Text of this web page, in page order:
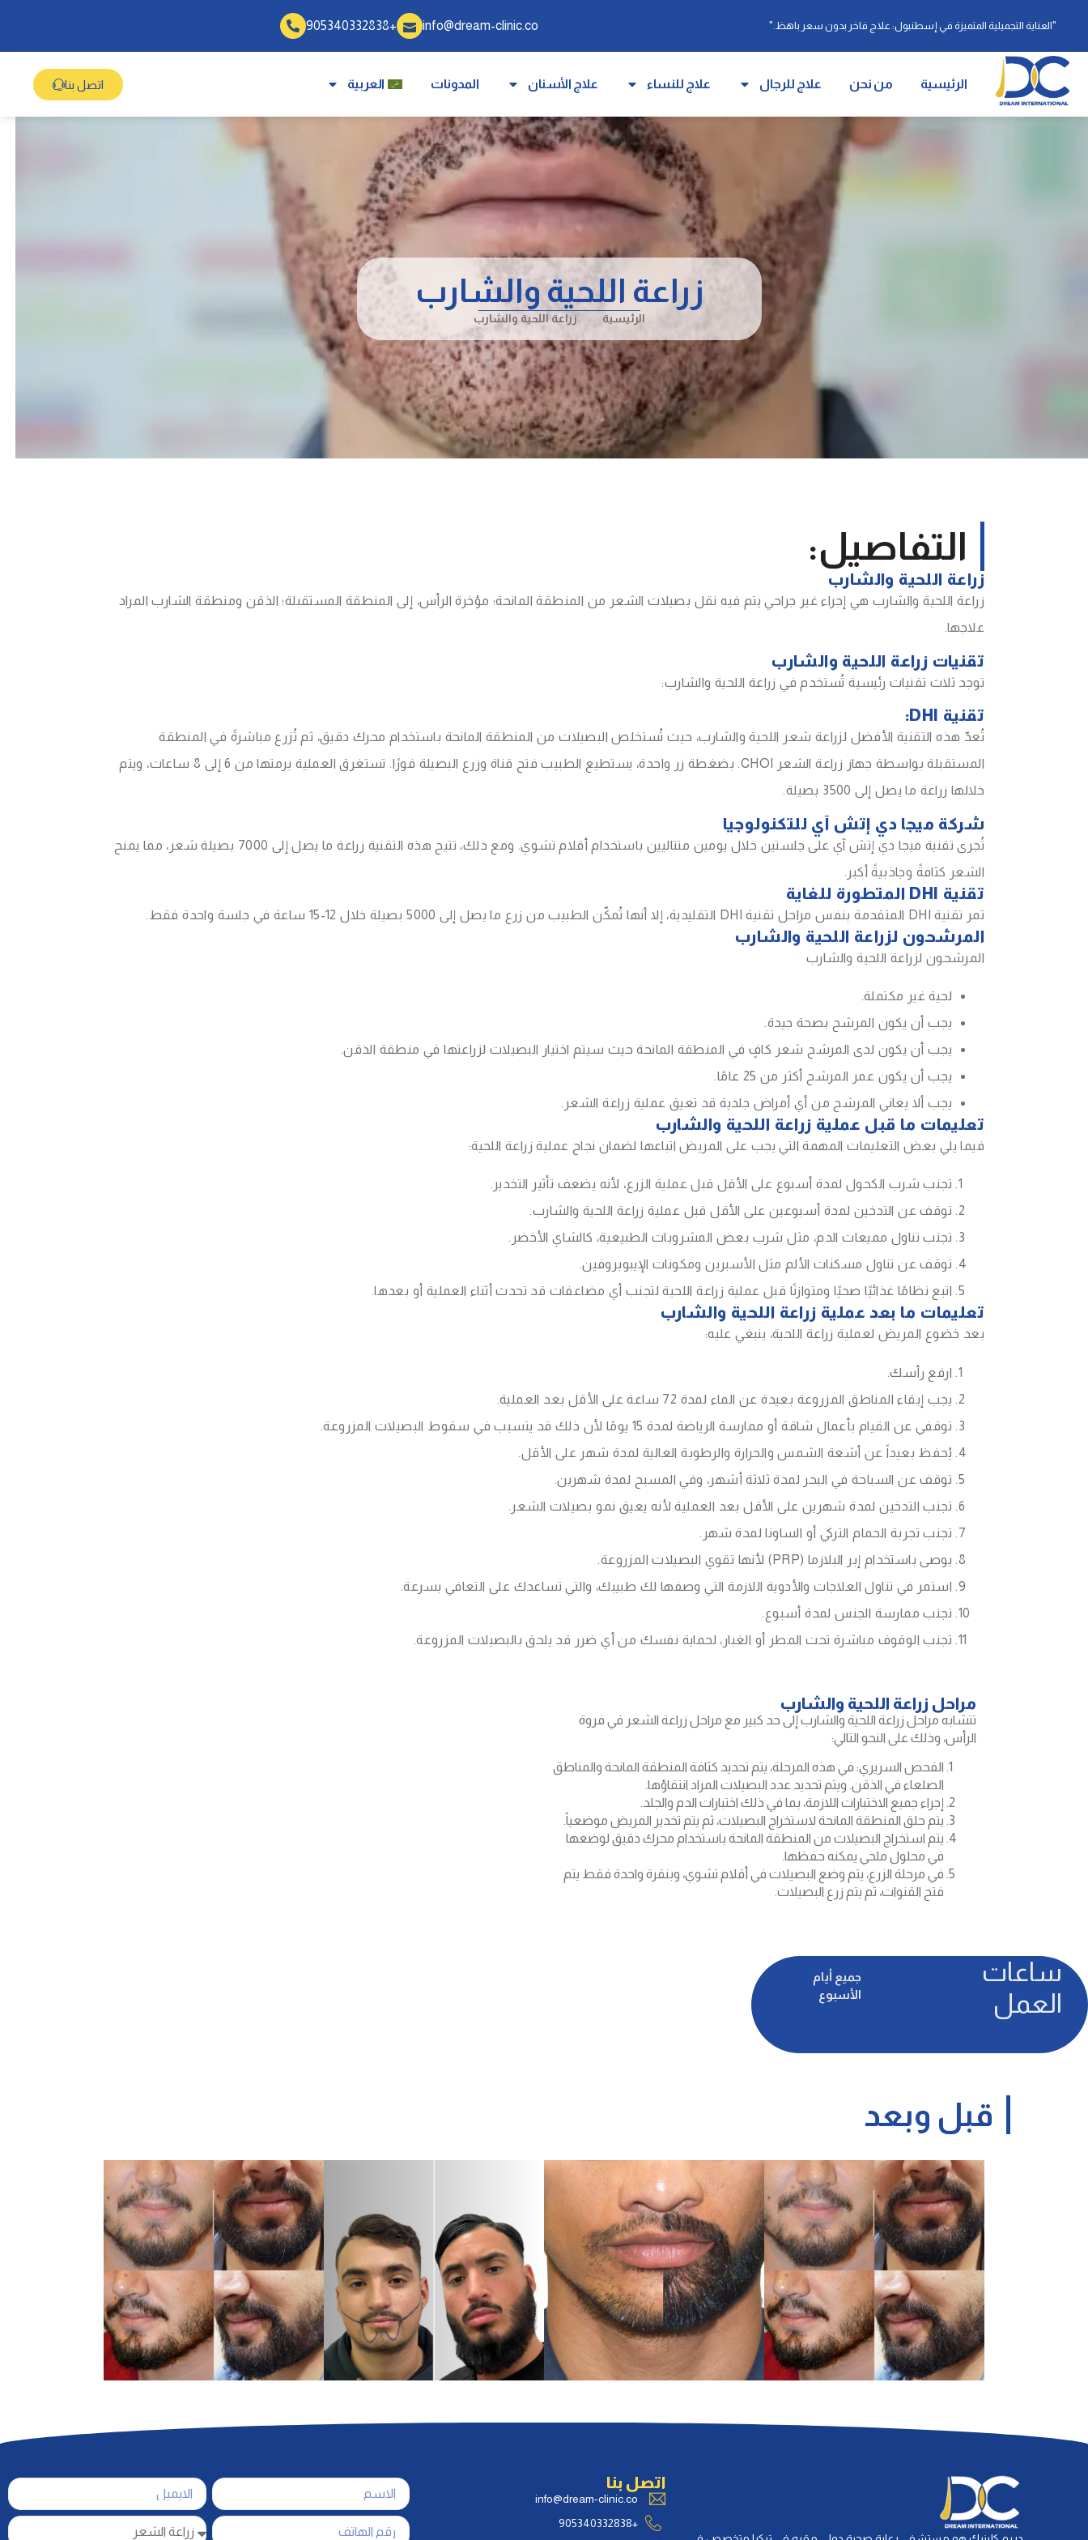
"العناية التجميلية المتميزة في إسطنبول: علاج فاخر بدون سعر باهظ." info@dream-clinic.co
+905340332838
الرئيسية من نحن علاج للرجال علاج للنساء علاج الأسنان المدونات العربية اتصل بنا
زراعة اللحية والشارب
الرئيسية زراعة اللحية والشارب
التفاصيل:
زراعة اللحية والشارب
زراعة اللحية والشارب هي إجراء غير جراحي يتم فيه نقل بصيلات الشعر من المنطقة المانحة؛ مؤخرة الرأس، إلى المنطقة المستقبلة؛ الذقن ومنطقة الشارب المراد
علاجها.
تقنيات زراعة اللحية والشارب
توجد ثلاث تقنيات رئيسية تُستخدم في زراعة اللحية والشارب:
تقنية DHI:
تُعدّ هذه التقنية الأفضل لزراعة شعر اللحية والشارب، حيث تُستخلص البصيلات من المنطقة المانحة باستخدام محرك دقيق، ثم تُزرع مباشرةً في المنطقة
المستقبلة بواسطة جهاز زراعة الشعر CHOI. بضغطة زر واحدة، يستطيع الطبيب فتح قناة وزرع البصيلة فورًا. تستغرق العملية برمتها من 6 إلى 8 ساعات، ويتم
خلالها زراعة ما يصل إلى 3500 بصيلة.
شركة ميجا دي إتش آي للتكنولوجيا
تُجرى تقنية ميجا دي إتش آي على جلستين خلال يومين متتاليين باستخدام أقلام تشوي. ومع ذلك، تتيح هذه التقنية زراعة ما يصل إلى 7000 بصيلة شعر، مما يمنح
الشعر كثافةً وجاذبيةً أكبر.
تقنية DHI المتطورة للغاية
تمر تقنية DHI المتقدمة بنفس مراحل تقنية DHI التقليدية، إلا أنها تُمكّن الطبيب من زرع ما يصل إلى 5000 بصيلة خلال 12-15 ساعة في جلسة واحدة فقط.
المرشحون لزراعة اللحية والشارب
المرشحون لزراعة اللحية والشارب
لحية غير مكتملة.
يجب أن يكون المرشح بصحة جيدة.
يجب أن يكون لدى المرشح شعر كافٍ في المنطقة المانحة حيث سيتم اختيار البصيلات لزراعتها في منطقة الذقن.
يجب أن يكون عمر المرشح أكثر من 25 عامًا.
يجب ألا يعاني المرشح من أي أمراض جلدية قد تعيق عملية زراعة الشعر.
تعليمات ما قبل عملية زراعة اللحية والشارب
فيما يلي بعض التعليمات المهمة التي يجب على المريض اتباعها لضمان نجاح عملية زراعة اللحية:
تجنب شرب الكحول لمدة أسبوع على الأقل قبل عملية الزرع، لأنه يضعف تأثير التخدير.
توقف عن التدخين لمدة أسبوعين على الأقل قبل عملية زراعة اللحية والشارب.
تجنب تناول مميعات الدم، مثل شرب بعض المشروبات الطبيعية، كالشاي الأخضر.
توقف عن تناول مسكنات الألم مثل الأسبرين ومكونات الإيبوبروفين.
اتبع نظامًا غذائيًا صحيًا ومتوازنًا قبل عملية زراعة اللحية لتجنب أي مضاعفات قد تحدث أثناء العملية أو بعدها.
تعليمات ما بعد عملية زراعة اللحية والشارب
بعد خضوع المريض لعملية زراعة اللحية، ينبغي عليه:
ارفع رأسك.
يجب إبقاء المناطق المزروعة بعيدة عن الماء لمدة 72 ساعة على الأقل بعد العملية.
توقفي عن القيام بأعمال شاقة أو ممارسة الرياضة لمدة 15 يومًا لأن ذلك قد يتسبب في سقوط البصيلات المزروعة.
يُحفظ بعيداً عن أشعة الشمس والحرارة والرطوبة العالية لمدة شهر على الأقل.
توقف عن السباحة في البحر لمدة ثلاثة أشهر، وفي المسبح لمدة شهرين.
تجنب التدخين لمدة شهرين على الأقل بعد العملية لأنه يعيق نمو بصيلات الشعر.
تجنب تجربة الحمام التركي أو الساونا لمدة شهر.
يوصى باستخدام إبر البلازما (PRP) لأنها تقوي البصيلات المزروعة.
استمر في تناول العلاجات والأدوية اللازمة التي وصفها لك طبيبك، والتي تساعدك على التعافي بسرعة.
تجنب ممارسة الجنس لمدة أسبوع.
تجنب الوقوف مباشرة تحت المطر أو الغبار، لحماية نفسك من أي ضرر قد يلحق بالبصيلات المزروعة.
مراحل زراعة اللحية والشارب
تتشابه مراحل زراعة اللحية والشارب إلى حد كبير مع مراحل زراعة الشعر في فروة
الرأس، وذلك على النحو التالي:
الفحص السريري: في هذه المرحلة، يتم تحديد كثافة المنطقة المانحة والمناطق
الصلعاء في الذقن. ويتم تحديد عدد البصيلات المراد انتقاؤها.
إجراء جميع الاختبارات اللازمة، بما في ذلك اختبارات الدم والجلد.
يتم حلق المنطقة المانحة لاستخراج البصيلات، ثم يتم تخدير المريض موضعياً.
يتم استخراج البصيلات من المنطقة المانحة باستخدام محرك دقيق لوضعها
في محلول ملحي يمكنه حفظها.
في مرحلة الزرع، يتم وضع البصيلات في أقلام تشوي، وبنقرة واحدة فقط يتم
فتح القنوات، ثم يتم زرع البصيلات.
ساعات
العمل
جميع أيام
الأسبوع
قبل وبعد
اتصل بنا
info@dream-clinic.co
+905340332838